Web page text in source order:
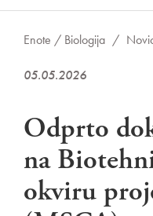
Enote / Biologija /
05.05.2026
Odprto
na
okviru